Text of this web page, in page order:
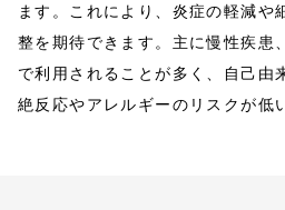
ます。これにより、炎症の軽減や
整を期待できます。主に慢性疾患
で利用されることが多く、自己由
絶反応やアレルギーのリスクが低